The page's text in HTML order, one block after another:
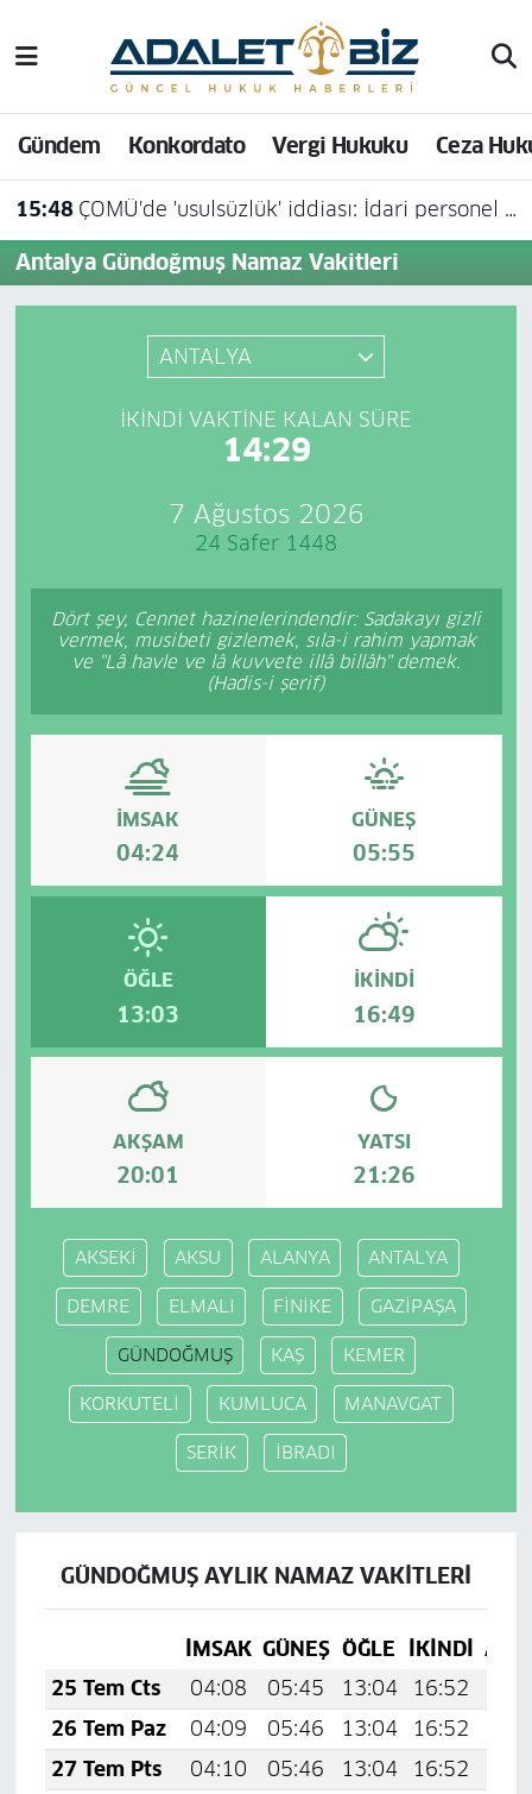
Gündem Konkordato Vergi Hukuku Ceza
15:48 ÇOMÜ'de 'usulsüzlük' iddiası: İdari personel açığa alındı
Antalya Gündoğmuş Namaz Vakitleri
ANTALYA
İKINDI VAKTINE KALAN SÜRE
14:29
7 Ağustos 2026
24 Safer 1448
Dört şey, Cennet hazinelerindendir: Sadakayı gizli
vermek, musibeti gizlemek, sıla-i rahim yapmak
ve "Lâ havle ve lâ kuvvete illâ billâh" demek.
(Hadis-i şerif)
İMSAK
04:24
GÜNEŞ
05:55
ÖĞLE
13:03
İKINDI
16:49
AKŞAM
20:01
YATSI
21:26
AKSEKİ AKSU ALANYA ANTALYA
DEMRE ELMALI FİNİKE GAZİPAŞA
GÜNDOĞMUŞ KAŞ KEMER
KORKUTELİ KUMLUCA MANAVGAT
SERİK İBRADI
GÜNDOĞMUŞ AYLIK NAMAZ VAKITLERI
İMSAK GÜNEŞ ÖĞLE İKINDI
25 Tem Cts
04:08 05:45 13:04 16:52
26 Tem Paz
04:09 05:46 13:04 16:52
27 Tem Pts
04:10 05:46 13:04 16:52
Hava Durumu
Trafik Durumu
Süper Lig Puan Durumu ve Fikstür
Tüm Manşetler
Son Dakika Haberleri